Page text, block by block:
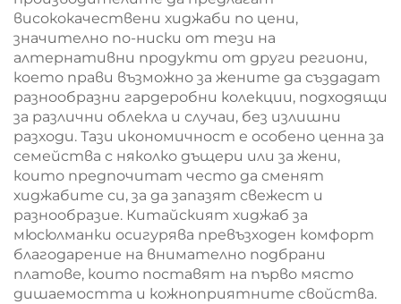
висококачествени хиджаби по цени,
значително по-ниски от тези на
алтернативни продукти от други региони,
което прави възможно за жените да създадат
разнообразни гардеробни колекции, подходящи
за различни облекла и случаи, без излишни
разходи. Тази икономичност е особено ценна за
семейства с няколко дъщери или за жени,
които предпочитат често да сменят
хиджабите си, за да запазят свежест и
разнообразие. Китайският хиджаб за
мюсюлманки осигурява превъзходен комфорт
благодарение на внимателно подбрани
платове, които поставят на първо място
дишаемостта и кожноприятните свойства.